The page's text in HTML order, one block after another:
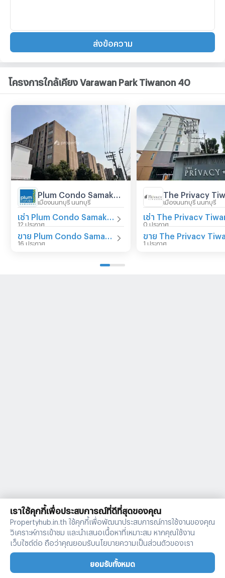
ส่งข้อความ
โครงการใกล้เคียง Varawan Park Tiwanon 40
เมืองนนทบุรี นนทบุรี
12 ประกาศ
16 ประกาศ
The Privacy
เมืองนนทบุรี นนทบุรี
เช่า The Privacy
0 ประกาศ
1 ประกาศ
เราใช้คุกกี้เพื่อประสบการณ์ที่ดีที่สุดของคุณ
Propertyhub.in.th ใช้คุกกี้เพื่อพัฒนาประสบการณ์การใช้งานของคุณ
วิเคราะห์การเข้าชม และนำเสนอเนื้อหาที่เหมาะสม หากคุณใช้งาน
เว็บไซต์ต่อ ถือว่าคุณยอมรับนโยบายความเป็นส่วนตัวของเรา
ยอมรับทั้งหมด